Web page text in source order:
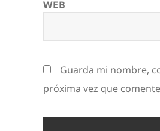
u
p
e
n
e
WEB
Guarda mi nombre,
próxima vez que